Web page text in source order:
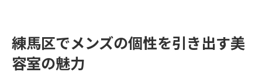
室の選び方
練馬区で見つける、個性を活かすヘアサロ
練馬区でメンズの個性を引き出す美
容室の魅力